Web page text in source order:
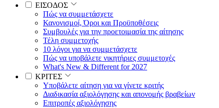
ΕΙΣΟΔΟΣ
Πώς να συμμετάσχετε
Κανονισμοί, Όροι και Προϋποθέσεις
Συμβουλές για την προετοιμασία της αίτησης
Τέλη συμμετοχής
10 λόγοι για να συμμετάσχετε
Πώς να υποβάλετε νικητήριες συμμετοχές
What's New & Different for 2027
ΚΡΙΤΕΣ
Υποβάλετε αίτηση για να γίνετε κριτής
Διαδικασία αξιολόγησης και απονομής βραβείων
Επιτροπές αξιολόγησης